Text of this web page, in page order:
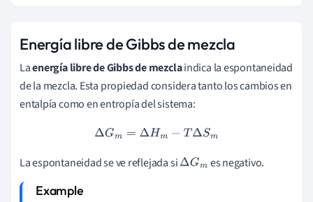
Energía libre de Gibbs de mezcla
Laenergía libre de Gibbs de mezclaindica la espontaneidad
de la mezcla. Esta propiedad considera tanto los cambios en
entalpía como en entropía del sistema:
ΔGm =ΔHm− TΔ Sm
La espontaneidad se ve reflejada siΔGm es negativo.